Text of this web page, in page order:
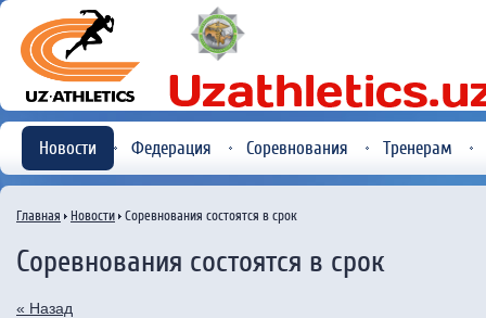
Новости Федерация Соревнования Тренерам
Главная Новости Соревнования состоятся в срок
Соревнования состоятся в срок
« Назад